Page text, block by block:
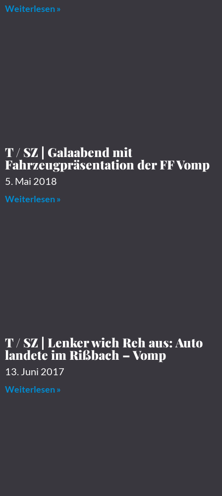
Weiterlesen »
T / SZ | Galaabend mit
Fahrzeugpräsentation der FF Vomp
5. Mai 2018
Weiterlesen »
T / SZ | Lenker wich Reh aus: Auto
landete im Rißbach – Vomp
13. Juni 2017
Weiterlesen »